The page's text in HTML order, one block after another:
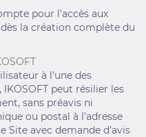
pour l’accès aux
dès la création complète du
à l’une des
peut résilier les
sans préavis ni
ou postal à l’adresse
Site avec demande d’avis